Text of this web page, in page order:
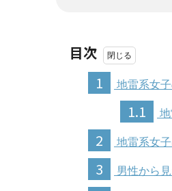
目次
1
地雷系女
1.1
2 地雷系女
3 男性から